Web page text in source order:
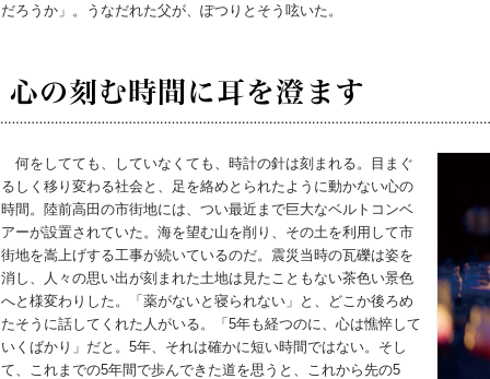
だろうか」。うなだれた父が、ぽつりとそう呟いた。
何をしてても、していなくても、時計の針は刻まれる。目まぐ
るしく移り変わる社会と、足を絡めとられたように動かない心の
時間。陸前高田の市街地には、つい最近まで巨大なベルトコンベ
アーが設置されていた。海を望む山を削り、その土を利用して市
街地を嵩上げする工事が続いているのだ。震災当時の瓦礫は姿を
消し、人々の思い出が刻まれた土地は見たこともない茶色い景色
へと様変わりした。「薬がないと寝られない」と、どこか後ろめ
たそうに話してくれた人がいる。「5年も経つのに、心は憔悴して
いくばかり」だと。5年、それは確かに短い時間ではない。そし
て、これまでの5年間で歩んできた道を思うと、これから先の5